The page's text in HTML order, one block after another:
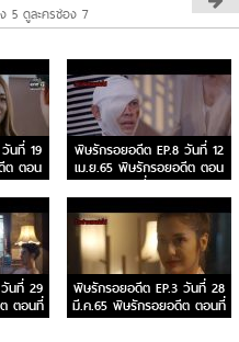
5 ดูละครช่อง 7
นที่ 19
ต ตอน
พิษรักรอยอดีต EP.8 วันที่ 12
เม.ย.65 พิษรักรอยอดีต ตอน
ที่ 8
นที่ 29
ตอนที่
พิษรักรอยอดีต EP.3 วันที่ 28
มี.ค.65 พิษรักรอยอดีต ตอนที่
3